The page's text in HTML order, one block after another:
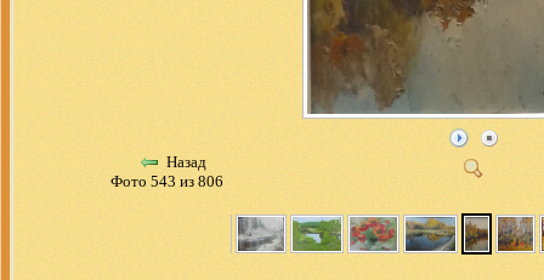
Назад
Фото 543 из 806